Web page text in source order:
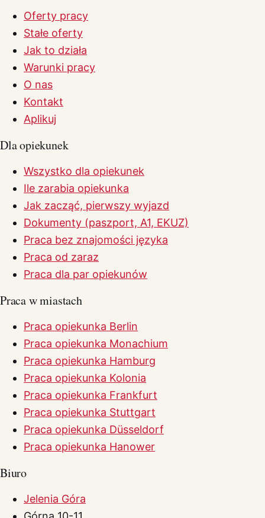
Oferty pracy
Stałe oferty
Jak to działa
Warunki pracy
O nas
Kontakt
Aplikuj
Dla opiekunek
Wszystko dla opiekunek
Ile zarabia opiekunka
Jak zacząć, pierwszy wyjazd
Dokumenty (paszport, A1, EKUZ)
Praca bez znajomości języka
Praca od zaraz
Praca dla par opiekunów
Praca w miastach
Praca opiekunka Berlin
Praca opiekunka Monachium
Praca opiekunka Hamburg
Praca opiekunka Kolonia
Praca opiekunka Frankfurt
Praca opiekunka Stuttgart
Praca opiekunka Düsseldorf
Praca opiekunka Hanower
Biuro
Jelenia Góra